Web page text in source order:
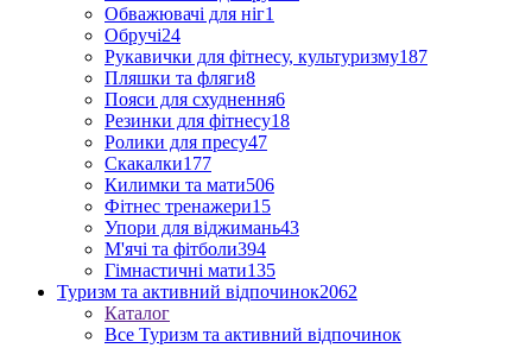
Обважювачі для ніг1
Обручі24
Рукавички для фітнесу, культуризму187
Пляшки та фляги8
Пояси для схуднення6
Резинки для фітнесу18
Ролики для пресу47
Скакалки177
Килимки та мати506
Фітнес тренажери15
Упори для віджимань43
М'ячі та фітболи394
Гімнастичні мати135
Туризм та активний відпочинок2062
Каталог
Все Туризм та активний відпочинок